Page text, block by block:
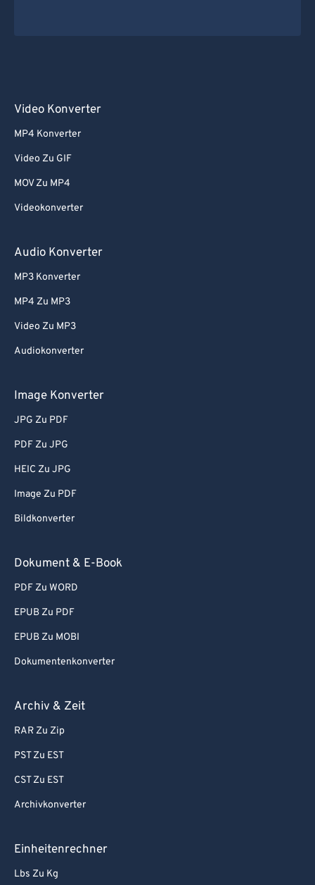
Video Konverter
MP4 Konverter
Video Zu GIF
MOV Zu MP4
Videokonverter
Audio Konverter
MP3 Konverter
MP4 Zu MP3
Video Zu MP3
Audiokonverter
Image Konverter
JPG Zu PDF
PDF Zu JPG
HEIC Zu JPG
Image Zu PDF
Bildkonverter
Dokument & E-Book
PDF Zu WORD
EPUB Zu PDF
EPUB Zu MOBI
Dokumentenkonverter
Archiv & Zeit
RAR Zu Zip
PST Zu EST
CST Zu EST
Archivkonverter
Einheitenrechner
Lbs Zu Kg